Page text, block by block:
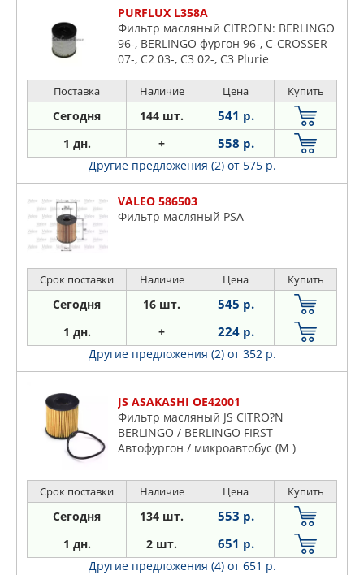
PURFLUX L358A
Фильтр масляный CITROEN: BERLINGO
96-, BERLINGO фургон 96-, C-CROSSER
07-, C2 03-, C3 02-, C3 Plurie
Поставка Наличие Цена Купить
Сегодня 144 шт. 541 р.
1 дн. + 558 р.
Другие предложения (2) от 575 р.
VALEO 586503
Фильтр масляный PSA
Срок поставки Наличие Цена Купить
Сегодня 16 шт. 545 р.
1 дн. + 224 р.
Другие предложения (2) от 352 р.
JS ASAKASHI OE42001
Фильтр масляный JS CITRO?N
BERLINGO / BERLINGO FIRST
Автофургон / микроавтобус (M )
Срок поставки Наличие Цена Купить
Сегодня 134 шт. 553 р.
1 дн. 2 шт. 651 р.
Другие предложения (4) от 651 р.